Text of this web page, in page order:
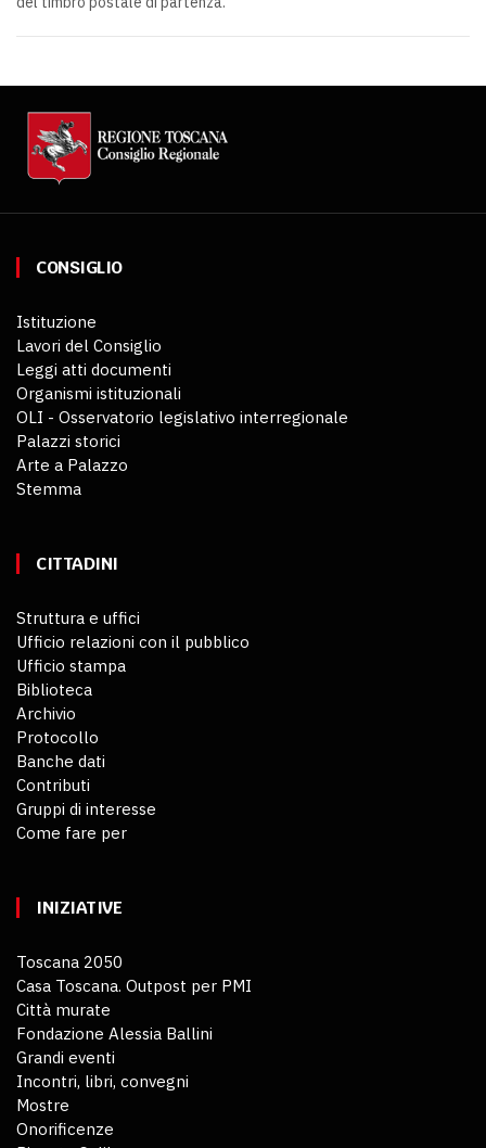
CONSIGLIO
Istituzione
Lavori del Consiglio
Leggi atti documenti
Organismi istituzionali
OLI - Osservatorio legislativo interregionale
Palazzi storici
Arte a Palazzo
Stemma
CITTADINI
Struttura e uffici
Ufficio relazioni con il pubblico
Ufficio stampa
Biblioteca
Archivio
Protocollo
Banche dati
Contributi
Gruppi di interesse
Come fare per
INIZIATIVE
Toscana 2050
Casa Toscana. Outpost per PMI
Città murate
Fondazione Alessia Ballini
Grandi eventi
Incontri, libri, convegni
Mostre
Onorificenze